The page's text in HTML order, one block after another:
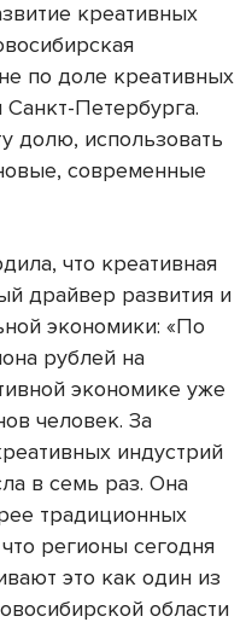
креативных
по доле креативных
Петербурга.
долю, использовать
современные
что креативная
драйвер развития и
экономики: «По
рублей на
экономике уже
человек. За
индустрий
в семь раз. Она
традиционных
регионы сегодня
это как один из
области